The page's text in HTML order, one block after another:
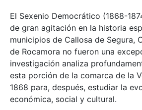
El Sexenio Democrático (1868-
de gran agitación en la historia
municipios de Callosa de Segura,
de Rocamora no fueron una
investigación analiza
esta porción de la comarca de la
1868 para, después, estudiar la
económica, social y cultural.